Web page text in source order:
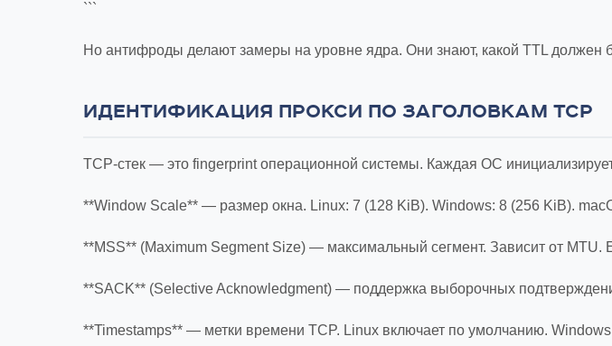
```
Но антифроды делают замеры на уровне ядра. Они знают, какой TTL должен
ИДЕНТИФИКАЦИЯ ПРОКСИ ПО ЗАГОЛОВКАМ TCP
TCP-стек — это fingerprint операционной системы. Каждая ОС
**Window Scale** — размер окна. Linux: 7 (128 KiB). Windows: 8 (256 KiB).
**MSS** (Maximum Segment Size) — максимальный сегмент. Зависит от MTU.
**SACK** (Selective Acknowledgment) — поддержка выборочных
**Timestamps** — метки времени TCP. Linux включает по умолчанию.